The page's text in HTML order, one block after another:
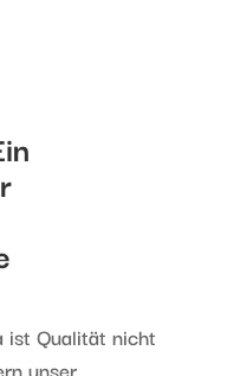
ist Qualität nicht